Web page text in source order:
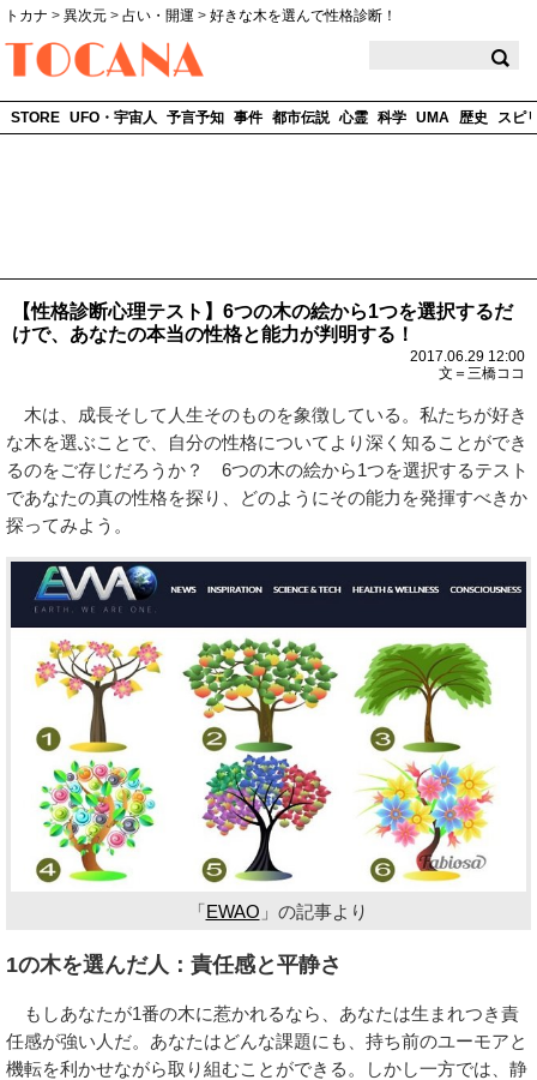
トカナ > 異次元 > 占い・開運 > 好きな木を選んで性格診断！
STORE UFO・宇宙人 予言予知 事件 都市伝説 心霊 科学 UMA 歴史 スピ
【性格診断心理テスト】6つの木の絵から1つを選択するだ
けで、あなたの本当の性格と能力が判明する！
2017.06.29 12:00
文＝三橋ココ
木は、成長そして人生そのものを象徴している。私たちが好き
な木を選ぶことで、自分の性格についてより深く知ることができ
るのをご存じだろうか？ 6つの木の絵から1つを選択するテスト
であなたの真の性格を探り、どのようにその能力を発揮すべきか
探ってみよう。
「EWAO 」の記事より
1の木を選んだ人：責任感と平静さ
もしあなたが1番の木に惹かれるなら、あなたは生まれつき責
任感が強い人だ。あなたはどんな課題にも、持ち前のユーモアと
機転を利かせながら取り組むことができる。しかし一方では、静